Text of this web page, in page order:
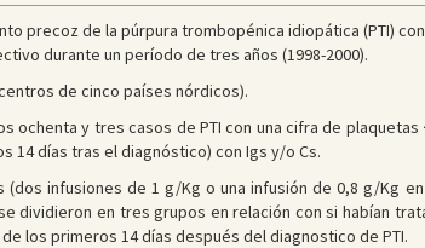
precoz de la púrpura trombopénica idiopática (PTI)
durante un período de tres años (1998-2000).
de cinco países nórdicos).
ochenta y tres casos de PTI con una cifra de
14 días tras el diagnóstico) con Igs y/o Cs.
(dos infusiones de 1 g/Kg o una infusión de 0,8 g/Kg
dividieron en tres grupos en relación con si habían
los primeros 14 días después del diagnostico de PTI.